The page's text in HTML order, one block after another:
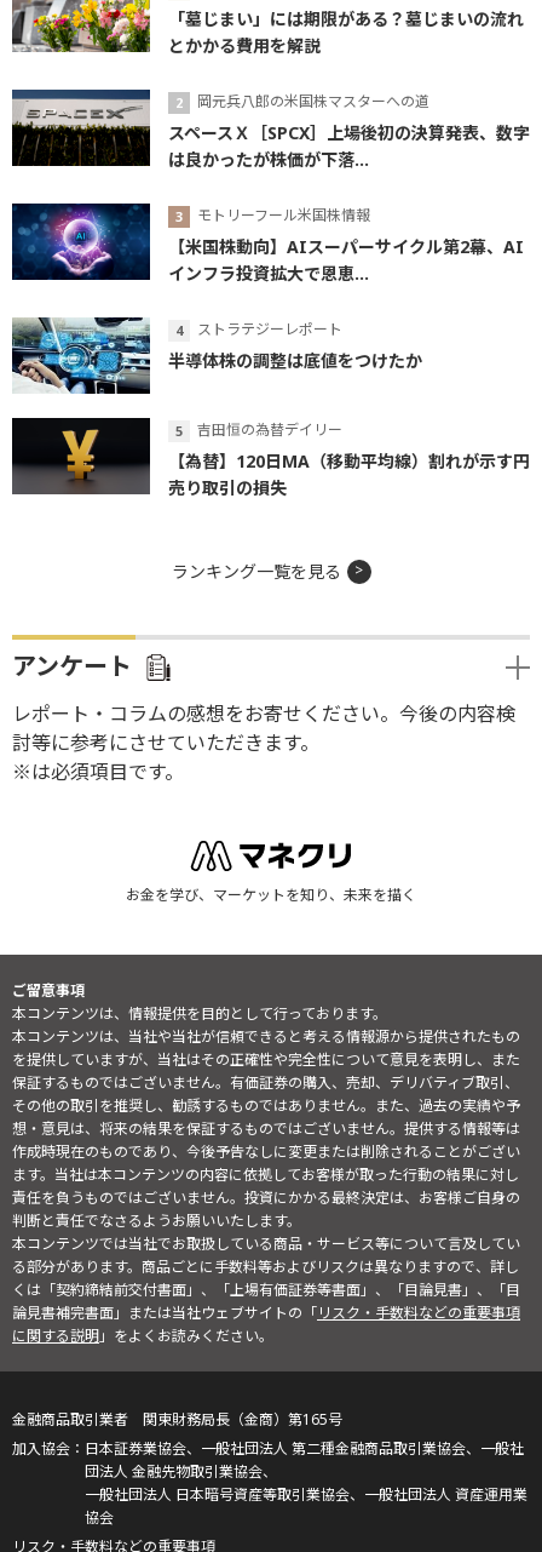
「墓じまい」には期限がある？墓じまいの流れ
とかかる費用を解説
岡元兵八郎の米国株マスターへの道
スペースＸ［SPCX］上場後初の決算発表、数字
は良かったが株価が下落...
モトリーフール米国株情報
【米国株動向】AIスーパーサイクル第2幕、AI
インフラ投資拡大で恩恵...
ストラテジーレポート
半導体株の調整は底値をつけたか
吉田恒の為替デイリー
【為替】120日MA（移動平均線）割れが示す円
売り取引の損失
ランキング一覧を見る
アンケート
レポート・コラムの感想をお寄せください。今後の内容検
討等に参考にさせていただきます。
※は必須項目です。
お金を学び、マーケットを知り、未来を描く
ご留意事項
本コンテンツは、情報提供を目的として行っております。
本コンテンツは、当社や当社が信頼できると考える情報源から提供されたもの
を提供していますが、当社はその正確性や完全性について意見を表明し、また
保証するものではございません。有価証券の購入、売却、デリバティブ取引、
その他の取引を推奨し、勧誘するものではありません。また、過去の実績や予
想・意見は、将来の結果を保証するものではございません。提供する情報等は
作成時現在のものであり、今後予告なしに変更または削除されることがござい
ます。当社は本コンテンツの内容に依拠してお客様が取った行動の結果に対し
責任を負うものではございません。投資にかかる最終決定は、お客様ご自身の
判断と責任でなさるようお願いいたします。
本コンテンツでは当社でお取扱している商品・サービス等について言及してい
る部分があります。商品ごとに手数料等およびリスクは異なりますので、詳し
くは「契約締結前交付書面」、「上場有価証券等書面」、「目論見書」、「目
論見書補完書面」または当社ウェブサイトの「リスク・手数料などの重要事項
に関する説明」をよくお読みください。
金融商品取引業者 関東財務局長（金商）第165号
日本証券業協会、一般社団法人 第二種金融商品取引業協会、一般社
団法人 金融先物取引業協会、
一般社団法人 日本暗号資産等取引業協会、一般社団法人 資産運用業
協会
リスク・手数料などの重要事項